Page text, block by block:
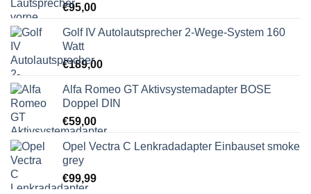
€95,00
Golf IV Autolautsprecher 2-Wege-System 160
Watt
€189,00
Alfa Romeo GT Aktivsystemadapter BOSE
Doppel DIN
€59,00
Opel Vectra C Lenkradadapter Einbauset smoke
grey
€99,99